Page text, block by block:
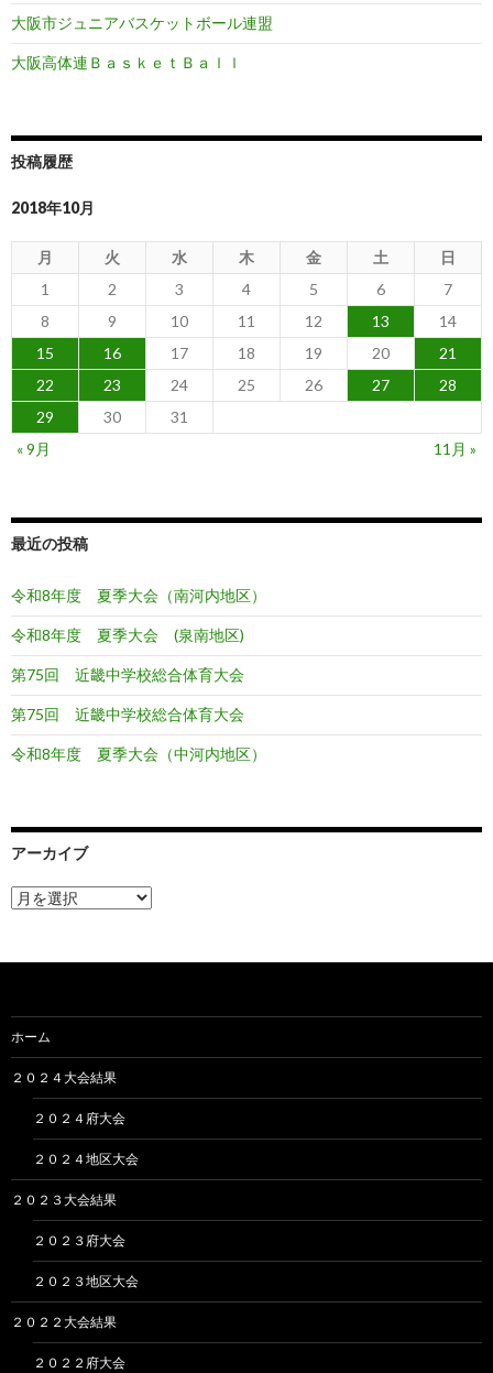
大阪市ジュニアバスケットボール連盟
大阪高体連ＢａｓｋｅｔＢａｌｌ
投稿履歴
2018年10月
月 火 水 木 金 土
日
1
2 3 4 5 6
7
8
9 10 11 12 13
14
15
16 17 18 19 20
21
22
23 24 25 26 27
28
29
30
31
« 9月
11月 »
最近の投稿
令和8年度 夏季大会（南河内地区）
令和8年度 夏季大会 (泉南地区)
第75回 近畿中学校総合体育大会
第75回 近畿中学校総合体育大会
令和8年度 夏季大会（中河内地区）
アーカイブ
ア
ー
ホーム
２０２４大会結果
２０２４府大会
２０２４地区大会
２０２３大会結果
２０２３府大会
２０２３地区大会
２０２２大会結果
２０２２府大会